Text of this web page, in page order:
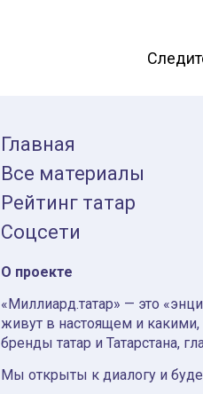
Главная
Все материалы
Рейтинг татар
Соцсети
О проекте
«Миллиард.татар» — это
живут в настоящем и
бренды татар и Татарстана,
Мы открыты к диалогу и